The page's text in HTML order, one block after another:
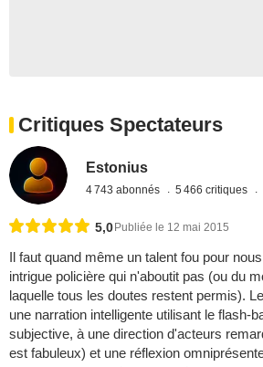
Critiques Spectateurs
Estonius
4 743 abonnés 5 466 critiques
5,0 Publiée le 12 mai 2015
Il faut quand même un talent fou pour
intrigue policière qui n'aboutit pas (ou du
laquelle tous les doutes restent permis).
une narration intelligente utilisant le flash-
subjective, à une direction d'acteurs
est fabuleux) et une réflexion